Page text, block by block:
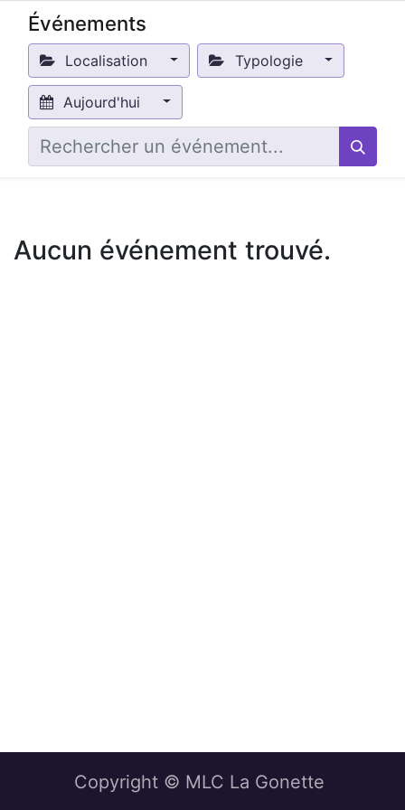
Événements
Localisation Typologie
Aujourd'hui
Aucun événement trouvé.
Copyright © MLC La Gonette